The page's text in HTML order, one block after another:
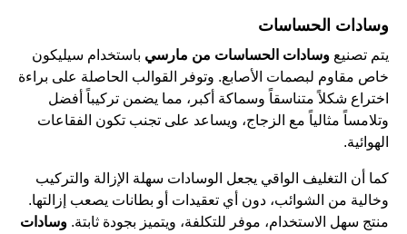
وسادات الحساسات
يتم تصنيع وسادات الحساسات من مارسي باستخدام سيليكون
خاص مقاوم لبصمات الأصابع. وتوفر القوالب الحاصلة على براءة
اختراع شكلاً متناسقاً وسماكة أكبر، مما يضمن تركيباً أفضل
وتلامساً مثالياً مع الزجاج، ويساعد على تجنب تكون الفقاعات
الهوائية.
كما أن التغليف الواقي يجعل الوسادات سهلة الإزالة والتركيب
وخالية من الشوائب، دون أي تعقيدات أو بطانات يصعب إزالتها.
منتج سهل الاستخدام، موفر للتكلفة، ويتميز بجودة ثابتة. وسادات